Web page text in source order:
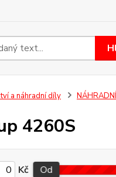
a náhradní díly
4260S
Kč Od